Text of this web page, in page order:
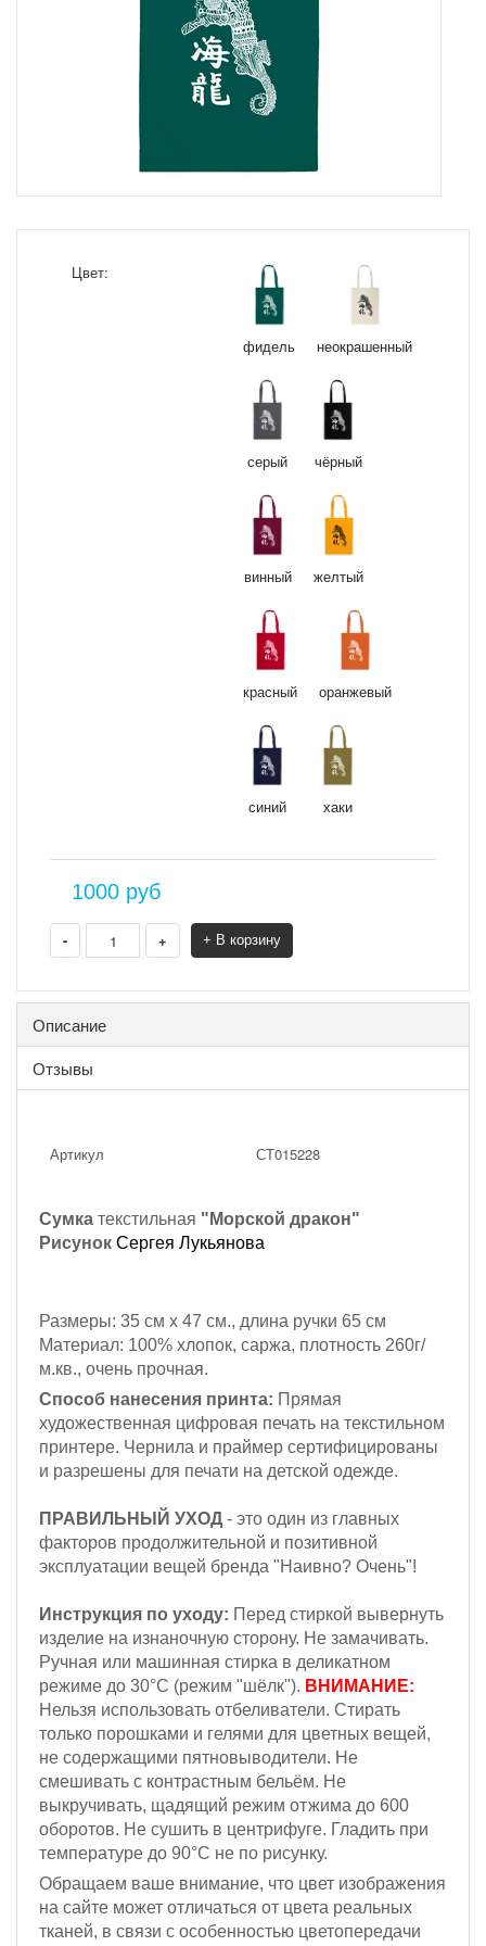
Цвет:
фидель неокрашенный
серый чёрный
винный желтый
красный оранжевый
синий хаки
1000 руб
- + + В корзину
Описание
Отзывы
Артикул СТ015228
Сумка текстильная "Морской дракон"
Рисунок Сергея Лукьянова
Размеры: 35 см х 47 см., длина ручки 65 см
Материал: 100% хлопок, саржа, плотность 260г/
м.кв., очень прочная.
Способ нанесения принта: Прямая
художественная цифровая печать на текстильном
принтере. Чернила и праймер сертифицированы
и разрешены для печати на детской одежде.
ПРАВИЛЬНЫЙ УХОД - это один из главных
факторов продолжительной и позитивной
эксплуатации вещей бренда "Наивно? Очень"!
Инструкция по уходу: Перед стиркой вывернуть
изделие на изнаночную сторону. Не замачивать.
Ручная или машинная стирка в деликатном
режиме до 30°С (режим "шёлк"). ВНИМАНИЕ:
Нельзя использовать отбеливатели. Стирать
только порошками и гелями для цветных вещей,
не содержащими пятновыводители. Не
смешивать с контрастным бельём. Не
выкручивать, щадящий режим отжима до 600
оборотов. Не сушить в центрифуге. Гладить при
температуре до 90°С не по рисунку.
Обращаем ваше внимание, что цвет изображения
на сайте может отличаться от цвета реальных
тканей, в связи с особенностью цветопередачи